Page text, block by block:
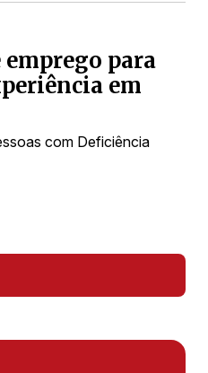
para
em
com Deficiência